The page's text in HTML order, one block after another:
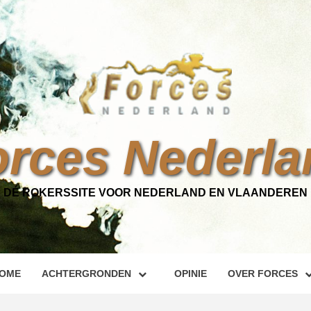
DÉ ROKERSSITE VOOR NEDERLAND EN VLAANDEREN
ACHTERGRONDEN OPINIE OVER FORCES